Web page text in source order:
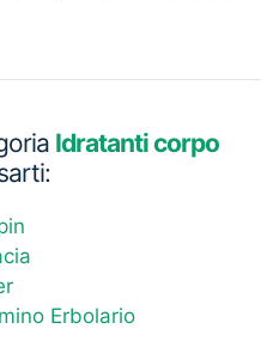
Idratanti corpo
Erbolario